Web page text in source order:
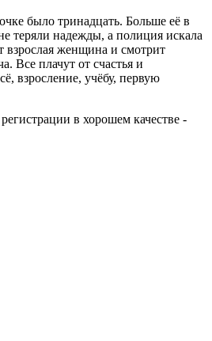
было тринадцать. Больше её в
теряли надежды, а полиция искала
взрослая женщина и смотрит
Все плачут от счастья и
взросление, учёбу, первую
в хорошем качестве -